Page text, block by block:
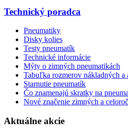
Technický poradca
Pneumatiky
Disky kolies
Testy pneumatík
Technické informácie
Mýty o zimných pneumatikách
Tabuľka rozmerov nákladných
Starnutie pneumatík
Čo znamenajú skratky na
Nové značenie zimných a
Aktuálne akcie